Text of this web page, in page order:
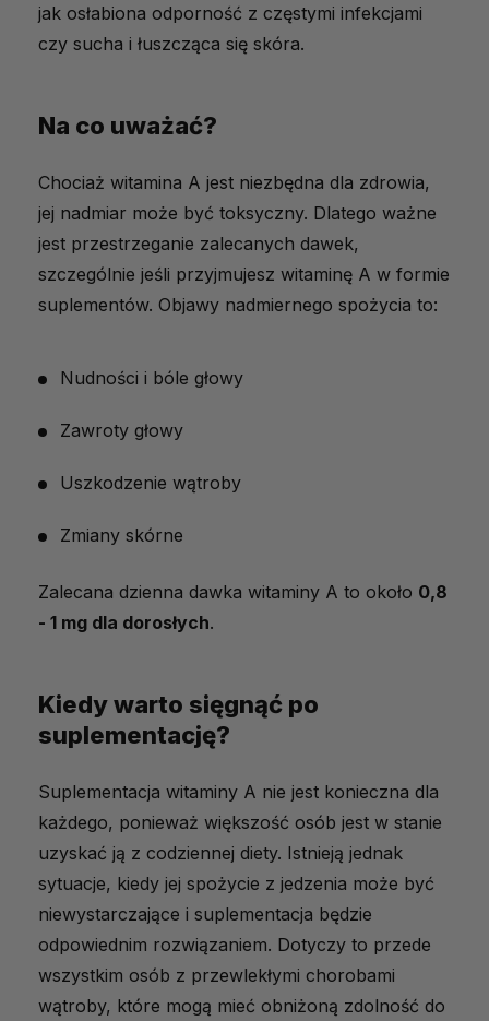
jak osłabiona odporność z częstymi infekcjami
czy sucha i łuszcząca się skóra.
Na co uważać?
Chociaż witamina A jest niezbędna dla zdrowia,
jej nadmiar może być toksyczny. Dlatego ważne
jest przestrzeganie zalecanych dawek,
szczególnie jeśli przyjmujesz witaminę A w formie
suplementów. Objawy nadmiernego spożycia to:
Nudności i bóle głowy
Zawroty głowy
Uszkodzenie wątroby
Zmiany skórne
Zalecana dzienna dawka witaminy A to około 0,8
- 1 mg dla dorosłych.
Kiedy warto sięgnąć po
suplementację?
Suplementacja witaminy A nie jest konieczna dla
każdego, ponieważ większość osób jest w stanie
uzyskać ją z codziennej diety. Istnieją jednak
sytuacje, kiedy jej spożycie z jedzenia może być
niewystarczające i suplementacja będzie
odpowiednim rozwiązaniem. Dotyczy to przede
wszystkim osób z przewlekłymi chorobami
wątroby, które mogą mieć obniżoną zdolność do